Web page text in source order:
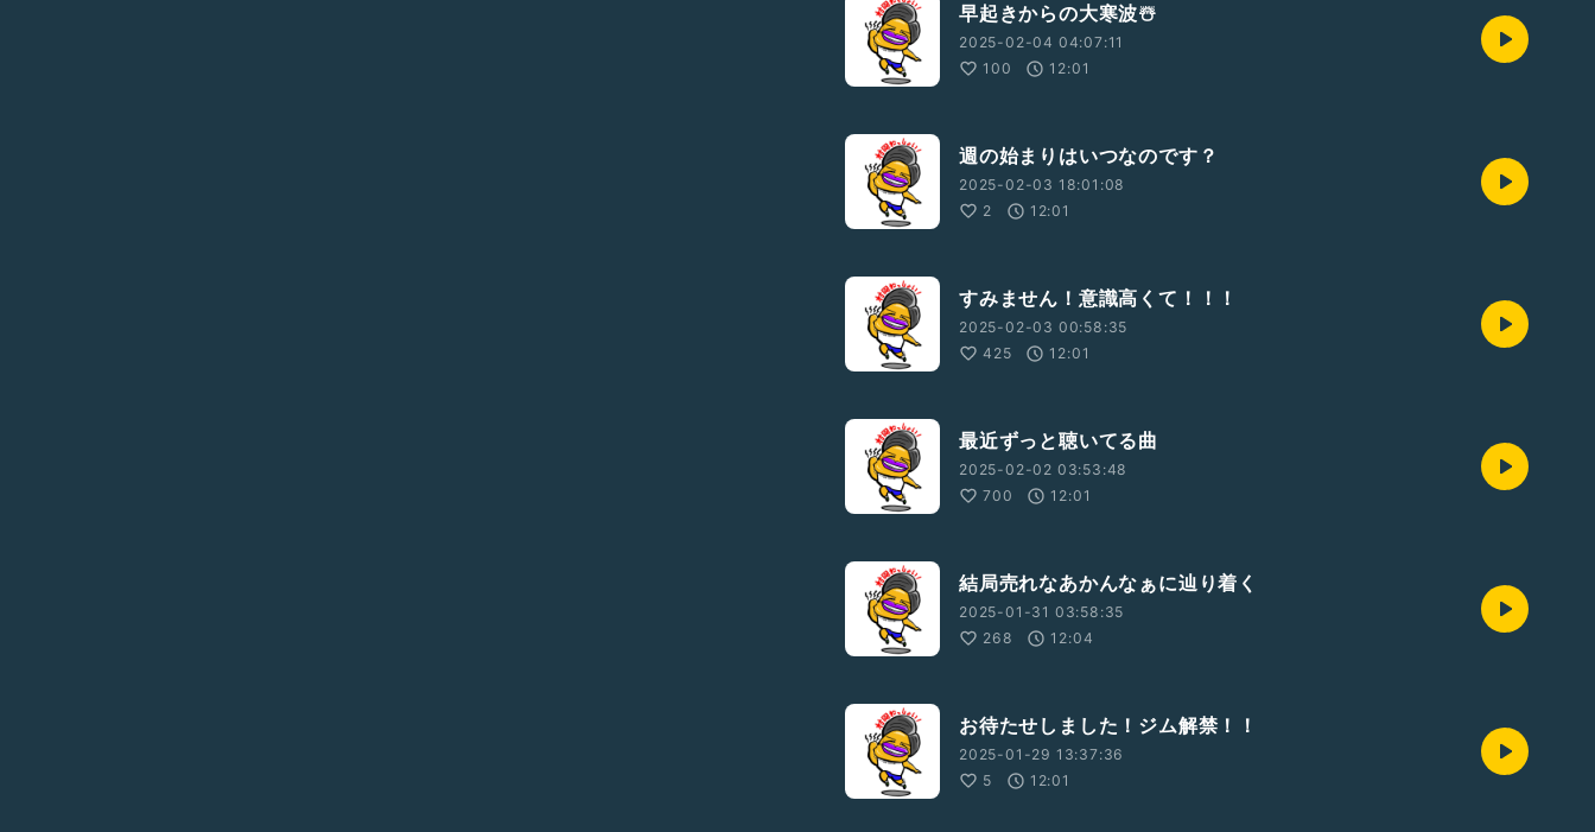
早起きからの大寒波☃️
2025-02-04 04:07:11
100
12:01
週の始まりはいつなのです？
2025-02-03 18:01:08
2
12:01
すみません！意識高くて！！！
2025-02-03 00:58:35
425
12:01
最近ずっと聴いてる曲
2025-02-02 03:53:48
700
12:01
結局売れなあかんなぁに辿り着く
2025-01-31 03:58:35
268
12:04
お待たせしました！ジム解禁！！
2025-01-29 13:37:36
5
12:01